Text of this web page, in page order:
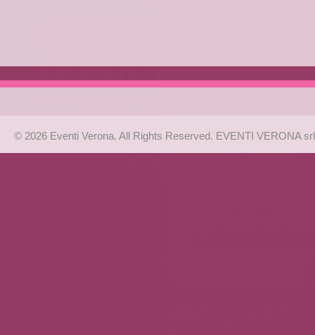
© 2026 Eventi Verona. All Rights Reserved. EVENTI VERONA